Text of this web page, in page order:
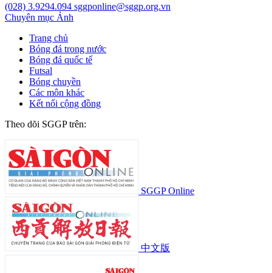
(028) 3.9294.094 sggponline@sggp.org.vn
Chuyên mục Ảnh
Trang chủ
Bóng đá trong nước
Bóng đá quốc tế
Futsal
Bóng chuyền
Các môn khác
Kết nối cộng đồng
Theo dõi SGGP trên:
SGGP Online
中文版